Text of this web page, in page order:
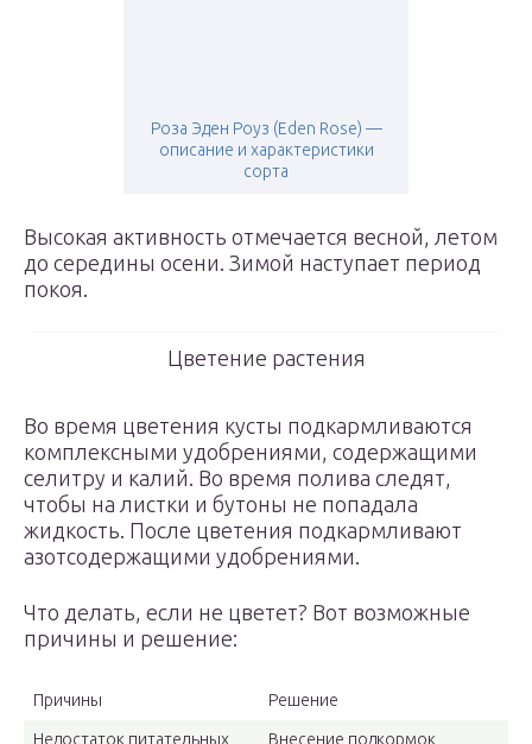
Роза Эден Роуз (Eden Rose) —
описание и характеристики
сорта
Высокая активность отмечается весной, летом
до середины осени. Зимой наступает период
покоя.
Цветение растения
Во время цветения кусты подкармливаются
комплексными удобрениями, содержащими
селитру и калий. Во время полива следят,
чтобы на листки и бутоны не попадала
жидкость. После цветения подкармливают
азотсодержащими удобрениями.
Что делать, если не цветет? Вот возможные
причины и решение:
Причины Решение
Недостаток питательных
Внесение подкормок